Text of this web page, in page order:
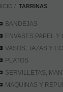
TARRINAS
BANDEJAS
ENVASES PAPEL Y
VASOS, TAZAS Y
PLATOS
SERVILLETAS,
MAQUINAS Y